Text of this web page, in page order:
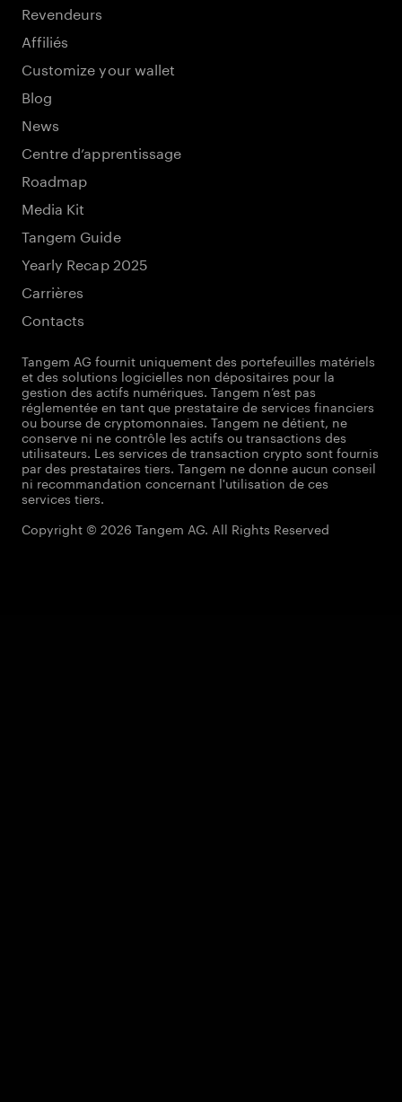
Revendeurs
Affiliés
Customize your wallet
Blog
News
Centre d’apprentissage
Roadmap
Media Kit
Tangem Guide
Yearly Recap 2025
Carrières
Contacts
Tangem AG fournit uniquement des portefeuilles matériels
et des solutions logicielles non dépositaires pour la
gestion des actifs numériques. Tangem n’est pas
réglementée en tant que prestataire de services financiers
ou bourse de cryptomonnaies. Tangem ne détient, ne
conserve ni ne contrôle les actifs ou transactions des
utilisateurs. Les services de transaction crypto sont fournis
par des prestataires tiers. Tangem ne donne aucun conseil
ni recommandation concernant l'utilisation de ces
services tiers.